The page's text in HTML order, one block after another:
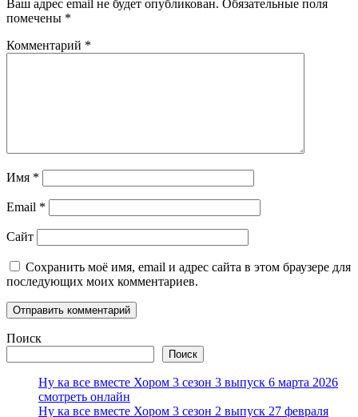
Ваш адрес email не будет опубликован. Обязательные поля
помечены *
Комментарий *
Имя *
Email *
Сайт
Сохранить моё имя, email и адрес сайта в этом браузере для
последующих моих комментариев.
Поиск
Поиск
Ну ка все вместе Хором 3 сезон 3 выпуск 6 марта 2026
смотреть онлайн
Ну ка все вместе Хором 3 сезон 2 выпуск 27 февраля